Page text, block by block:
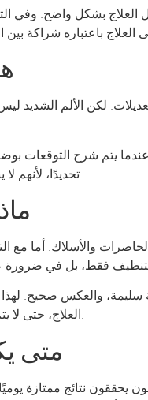
بشكل واضح. وفي
لكن الألم
يتم شرح التوقعات
تحديدًا، لأنهم لا يبحثون فقط عن نتيجة جيدة، بل عن رحلة علاج منظمة ومحترفة.
سليمة، والعكس
العلاج، حتى لا يتم تجاهل مشكلة لثوية أو ترميمية قد تؤثر لاحقًا على ثبات النتيجة.
متى
يحققون نتائج